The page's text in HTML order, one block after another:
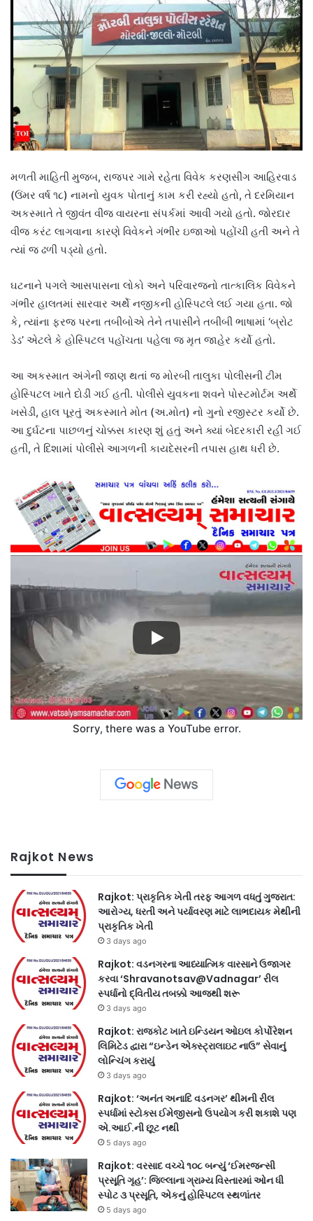
મળતી માહિતી મુજબ, રાજપર ગામે રહેતા વિવેક કરણસીંગ આહિરવાડ
(ઉંમર વર્ષ ૧૮) નામનો યુવક પોતાનું કામ કરી રહ્યો હતો, તે દરમિયાન
અકસ્માતે તે જીવંત વીજ વાયરના સંપર્કમાં આવી ગયો હતો. જોરદાર
વીજ કરંટ લાગવાના કારણે વિવેકને ગંભીર ઇજાઓ પહોંચી હતી અને તે
ત્યાં જ ઢળી પડ્યો હતો.
ઘટનાને પગલે આસપાસના લોકો અને પરિવારજનો તાત્કાલિક વિવેકને
ગંભીર હાલતમાં સારવાર અર્થે નજીકની હોસ્પિટલે લઈ ગયા હતા. જો
કે, ત્યાંના ફરજ પરના તબીબોએ તેને તપાસીને તબીબી ભાષામાં ‘બ્રોટ
ડેડ’ એટલે કે હોસ્પિટલ પહોંચતા પહેલા જ મૃત જાહેર કર્યો હતો.
આ અકસ્માત અંગેની જાણ થતાં જ મોરબી તાલુકા પોલીસની ટીમ
હોસ્પિટલ ખાતે દોડી ગઈ હતી. પોલીસે યુવકના શવને પોસ્ટમોર્ટમ અર્થે
ખસેડી, હાલ પૂરતું અકસ્માતે મોત (અ.મોત) નો ગુનો રજીસ્ટર કર્યો છે.
આ દુર્ઘટના પાછળનું ચોક્કસ કારણ શું હતું અને ક્યાં બેદરકારી રહી ગઈ
હતી, તે દિશામાં પોલીસે આગળની કાયદેસરની તપાસ હાથ ધરી છે.
Sorry, there was a YouTube error.
Rajkot News
Rajkot: પ્રાકૃતિક ખેતી તરફ આગળ વધતું ગુજરાત:
આરોગ્ય, ધરતી અને પર્યાવરણ માટે લાભદાયક મેથીની
પ્રાકૃતિક ખેતી
3 days ago
Rajkot: વડનગરના આધ્યાત્મિક વારસાને ઉજાગર
કરવા ‘Shravanotsav@Vadnagar’ રીલ
સ્પર્ધાનો દ્વિતીય તબક્કો આજથી શરૂ
3 days ago
Rajkot: રાજકોટ ખાતે ઇન્ડિયન ઓઇલ કોર્પોરેશન
લિમિટેડ દ્વારા “ઇન્ડેન એક્સ્ટ્રાલાઇટ નાઉ” સેવાનું
લોન્ચિંગ કરાયું
3 days ago
Rajkot: ‘અનંત અનાદિ વડનગર’ થીમની રીલ
સ્પર્ધામાં સ્ટોક્સ ઈમેજીસનો ઉપયોગ કરી શકાશે પણ
એ.આઈ.ની છૂટ નથી
5 days ago
Rajkot: વરસાદ વચ્ચે ૧૦૮ બન્યું ‘ઈમરજન્સી
પ્રસૂતિ ગૃહ’: જિલ્લાના ગ્રામ્ય વિસ્તારમાં ઓન ધી
સ્પોટ ૩ પ્રસૂતિ, એકનું હોસ્પિટલ સ્થળાંતર
5 days ago